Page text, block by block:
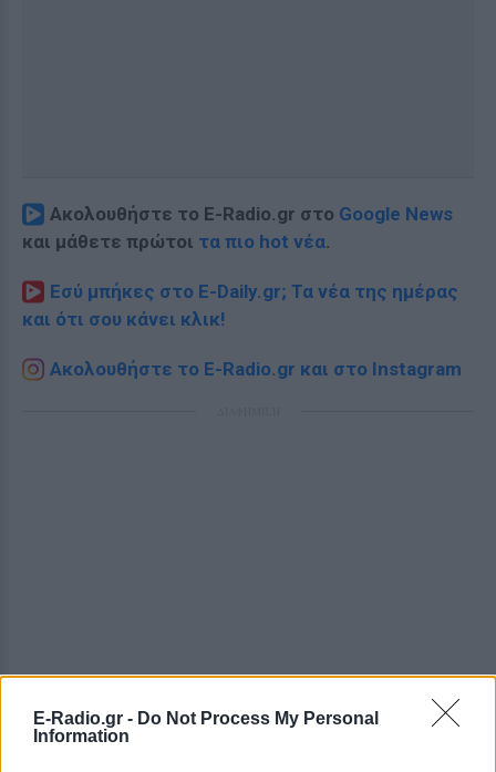
E-Radio.gr - Do Not Process My Personal
Information
Ακολουθήστε το E-Radio.gr στο Google News
και μάθετε πρώτοι τα πιο hot νέα.
Εσύ μπήκες στο E-Daily.gr; Τα νέα της ημέρας
και ότι σου κάνει κλικ!
Ακολουθήστε το E-Radio.gr και στο Instagram